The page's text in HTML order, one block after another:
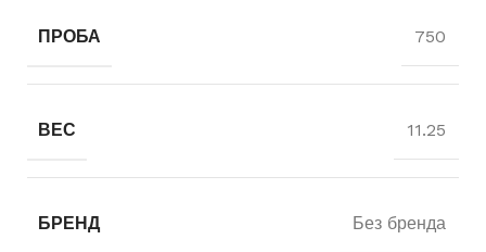
ПРОБА 750
ВЕС 11.25
БРЕНД Без бренда